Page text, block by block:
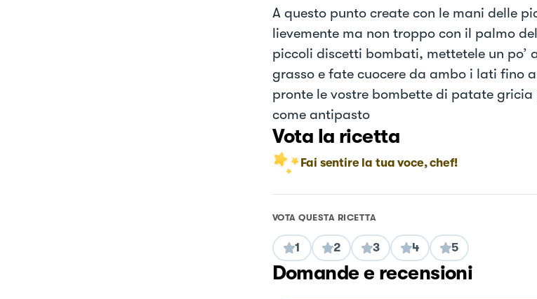
A questo punto create con le mani delle
lievemente ma non troppo con il palmo
piccoli discetti bombati, mettetele un po’
grasso e fate cuocere da ambo i lati fino
pronte le vostre bombette di patate
come antipasto
Vota la ricetta
Fai sentire la tua voce, chef!
VOTA QUESTA RICETTA
1 2 3 4 5
Domande e recensioni